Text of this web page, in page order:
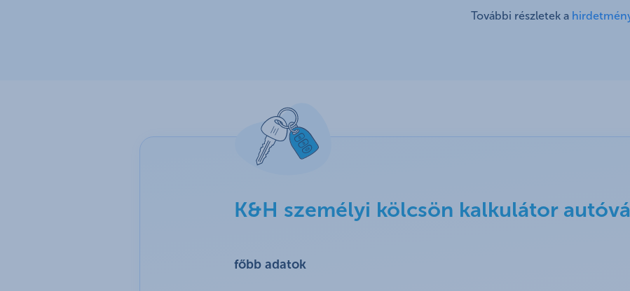
További részletek a
K&H személyi kölcsön kalkulátor
főbb adatok